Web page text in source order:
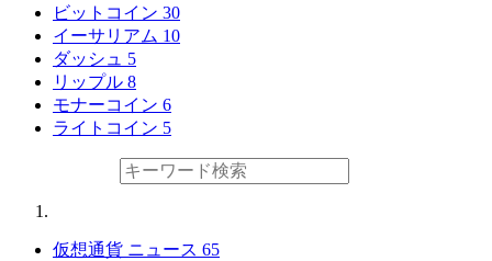
ビットコイン 30
イーサリアム 10
ダッシュ 5
リップル 8
モナーコイン 6
ライトコイン 5
仮想通貨 ニュース 65